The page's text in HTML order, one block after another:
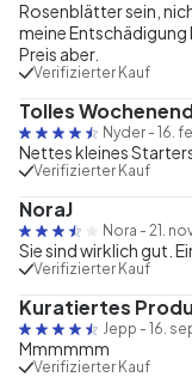
Rosenblätter sein,
meine
Preis aber.
Verifizierter Kauf
Tolles
Nyder - 16.
Nettes kleines
Verifizierter Kauf
NoraJ
Nora - 21.
Sie sind wirklich gut.
Verifizierter Kauf
Kuratiertes
Jepp - 16.
Mmmmmm
Verifizierter Kauf